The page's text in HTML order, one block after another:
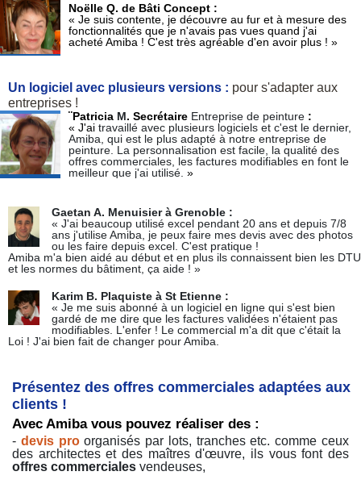
Noëlle Q. de Bâti Concept :
« Je suis contente, je découvre au fur et à mesure des
fonctionnalités que je n'avais pas vues quand j'ai
acheté Amiba ! C'est très agréable d'en avoir plus ! »
Un logiciel avec plusieurs versions : pour s'adapter aux
entreprises !
¨Patricia M. SecrétaireEntreprise de peinture:
« J'aitravaillé avec plusieurs logiciels et c'est le dernier,
Amiba, qui est le plus adapté à notre entreprise de
peinture. La personnalisation est facile, la qualité des
offres commerciales, les factures modifiables en font le
meilleur que j'ai utilisé. »
Gaetan A. Menuisier à Grenoble :
« J'ai beaucoup utilisé excel pendant 20 ans et depuis 7/8
ans j'utilise Amiba, je peux faire mes devis avec des photos
ou les faire depuis excel. C'est pratique !
Amiba m'a bien aidé au début et en plus ils connaissent bien les DTU
et les normes du bâtiment, ça aide ! »
Karim B. Plaquiste à St Etienne :
« Je me suis abonné à un logiciel en ligne qui s'est bien
gardé de me dire que les factures validées n'étaient pas
modifiables. L'enfer ! Le commercial m'a dit que c'était la
Loi ! J'ai bien fait de changer pour Amiba.
Présentez des offres commerciales adaptées aux
clients !
Avec Amiba vous pouvez réaliser des :
- devis proorganisés par lots, tranches etc. comme ceux
des architectes et des maîtres d'œuvre, ils vous font des
offres commerciales vendeuses,